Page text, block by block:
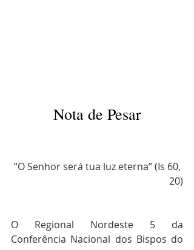
Nota de Pesar
“O Senhor será tua luz eterna” (Is 60,
20)
O Regional Nordeste 5 da
Conferência Nacional dos Bispos do